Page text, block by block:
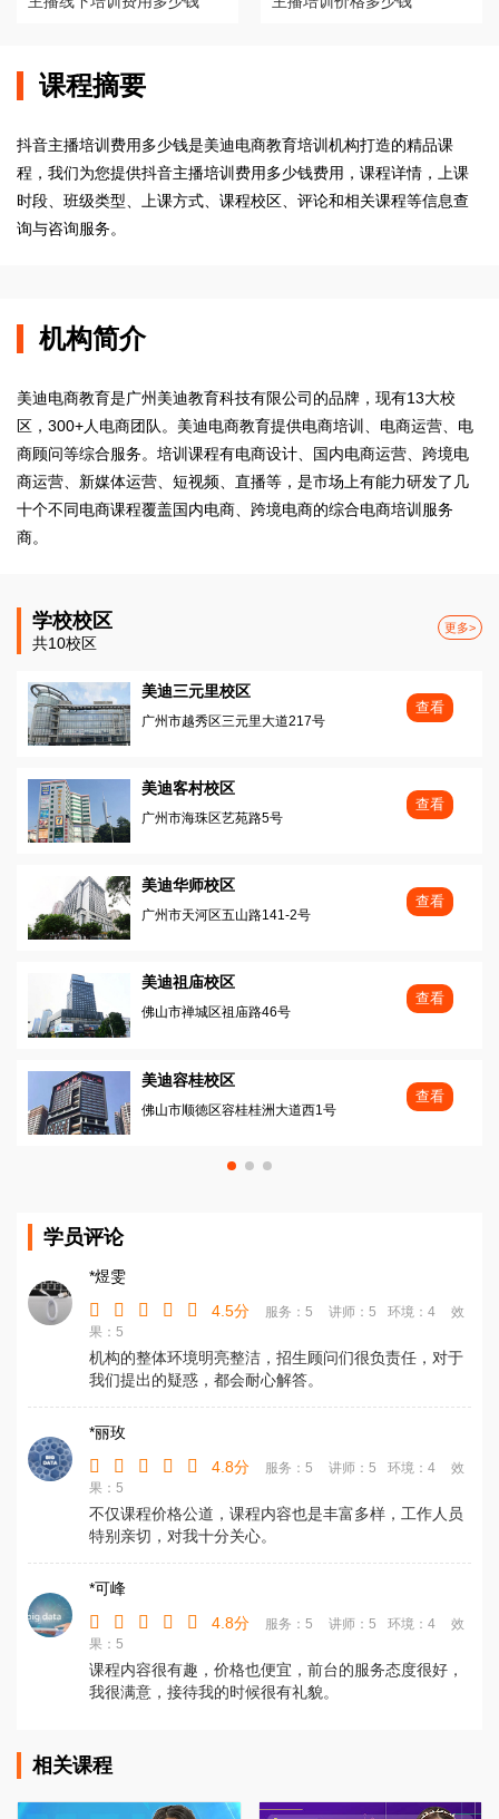
课程摘要
抖音主播培训费用多少钱是美迪电商教育培训机构打造的精品课
程，我们为您提供抖音主播培训费用多少钱费用，课程详情，上课
时段、班级类型、上课方式、课程校区、评论和相关课程等信息查
询与咨询服务。
机构简介
美迪电商教育是广州美迪教育科技有限公司的品牌，现有13大校
区，300+人电商团队。美迪电商教育提供电商培训、电商运营、电
商顾问等综合服务。培训课程有电商设计、国内电商运营、跨境电
商运营、新媒体运营、短视频、直播等，是市场上有能力研发了几
十个不同电商课程覆盖国内电商、跨境电商的综合电商培训服务
商。
学校校区
共10校区
更多>
美迪三元里校区
广州市越秀区三元里大道217号
查看
美迪客村校区
广州市海珠区艺苑路5号
查看
美迪华师校区
广州市天河区五山路141-2号
查看
美迪祖庙校区
佛山市禅城区祖庙路46号
查看
美迪容桂校区
佛山市顺徳区容桂桂洲大道西1号
查看
学员评论
*煜雯
4.5分
服务：5 讲师：5 环境：4
效
果：5
机构的整体环境明亮整洁，招生顾问们很负责任，对于
我们提出的疑惑，都会耐心解答。
*丽玫
4.8分
服务：5 讲师：5 环境：4
效
果：5
不仅课程价格公道，课程内容也是丰富多样，工作人员
特别亲切，对我十分关心。
*可峰
4.8分
服务：5 讲师：5 环境：4
效
果：5
课程内容很有趣，价格也便宜，前台的服务态度很好，
我很满意，接待我的时候很有礼貌。
相关课程